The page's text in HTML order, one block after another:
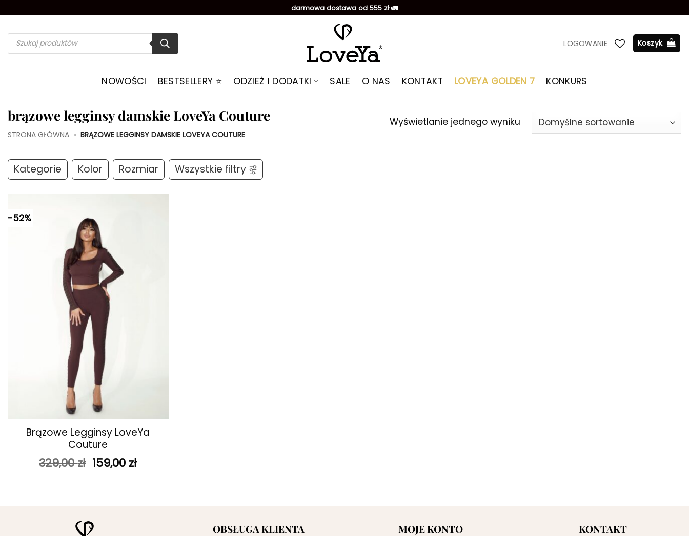
zawartości
darmowa dostawa od 555 zł 🚛
Wyszukiwarka
produktów LOGOWANIE Koszyk
NOWOŚCI BESTSELLERY ⭐️ ODZIEŻ I DODATKI SALE O NAS KONTAKT LOVEYA GOLDEN 7 KONKURS
brązowe legginsy damskie LoveYa Couture
STRONA GŁÓWNA » BRĄZOWE LEGGINSY DAMSKIE LOVEYA COUTURE
Wyświetlanie jednego wyniku
Kategorie Kolor Rozmiar Wszystkie filtry
-52%
Brązowe Legginsy LoveYa
Couture
329,00zł Pierwotna
cena
159,00 złAktualna
OBSŁUGA KLIENTA MOJE KONTO KONTAKT